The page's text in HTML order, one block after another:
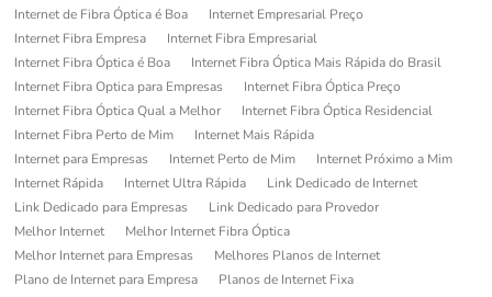
Internet de Fibra Óptica é Boa
Internet Empresarial Preço
Internet Fibra Empresa
Internet Fibra Empresarial
Internet Fibra Óptica é Boa
Internet Fibra Óptica Mais Rápida do Brasil
Internet Fibra Optica para Empresas
Internet Fibra Óptica Preço
Internet Fibra Óptica Qual a Melhor
Internet Fibra Óptica Residencial
Internet Fibra Perto de Mim
Internet Mais Rápida
Internet para Empresas
Internet Perto de Mim
Internet Próximo a Mim
Internet Rápida
Internet Ultra Rápida
Link Dedicado de Internet
Link Dedicado para Empresas
Link Dedicado para Provedor
Melhor Internet
Melhor Internet Fibra Óptica
Melhor Internet para Empresas
Melhores Planos de Internet
Plano de Internet para Empresa
Planos de Internet Fixa